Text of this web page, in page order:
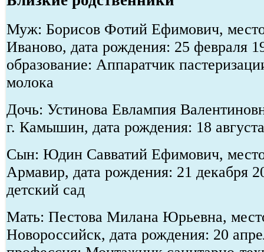
Муж: Борисов Фотий Ефимович,
Иваново, дата рождения: 25 февраля
образование: Аппаратчик
молока
Дочь: Устинова Евлампия
г. Камышин, дата рождения: 18
Сын: Юдин Савватий Ефимович,
Армавир, дата рождения: 21 декабря
детский сад
Мать: Пестова Милана Юрьевна,
Новороссийск, дата рождения: 20